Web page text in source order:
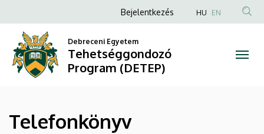
Telefonkönyv
Tehetséggondozó
Program
(DETEP)
a
tartalomra
Anonim
fiók
menüje
Bejelentkezés HU EN
Debreceni Egyetem
Tehetséggondozó
Program (DETEP)
Telefonkönyv